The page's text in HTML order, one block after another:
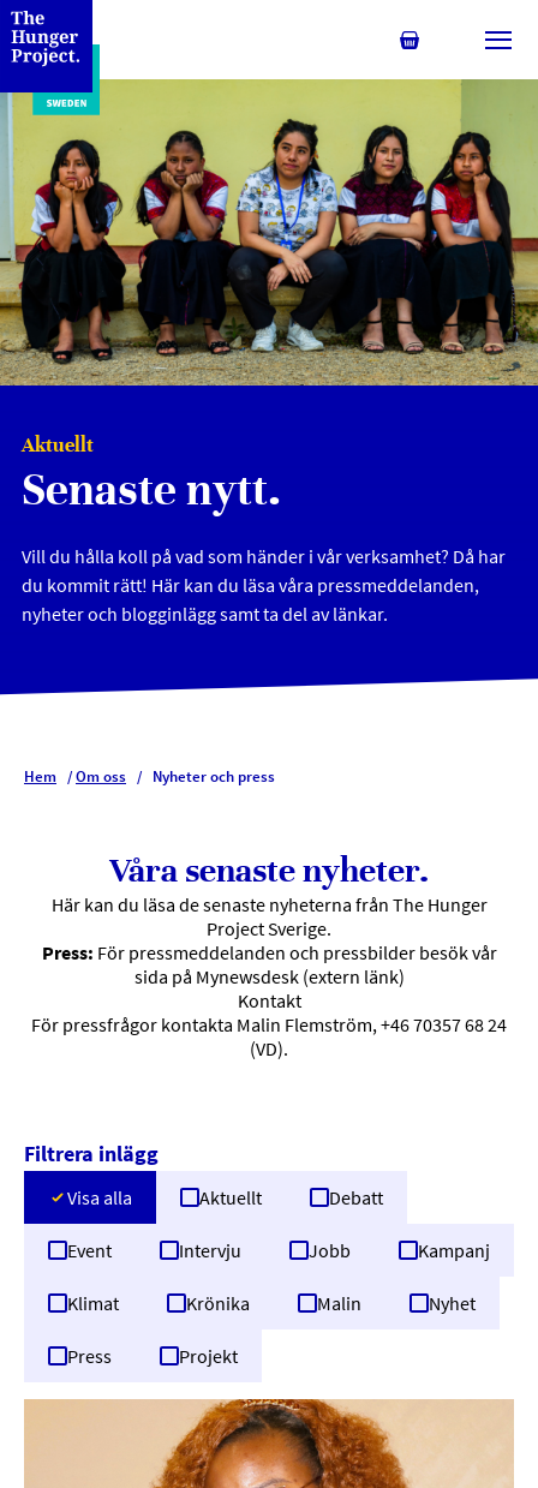
Min
Aktuellt
Senaste nytt.
Vill du hålla koll på vad som händer i vår verksamhet? Då har
du kommit rätt! Här kan du läsa våra pressmeddelanden,
nyheter och blogginlägg samt ta del av länkar.
Hem /Om oss / Nyheter och press
Våra senaste nyheter.
Här kan du läsa de senaste nyheterna från The Hunger
Project Sverige.
Press: För pressmeddelanden och pressbilder besökvår
sida på Mynewsdesk(extern länk)
Kontakt
För pressfrågor kontakta Malin Flemström, +46 70357 68 24
(VD).
Filtrera inlägg
Visa alla Aktuellt Debatt
Event Intervju Jobb Kampanj
Klimat Krönika Malin Nyhet
Press Projekt